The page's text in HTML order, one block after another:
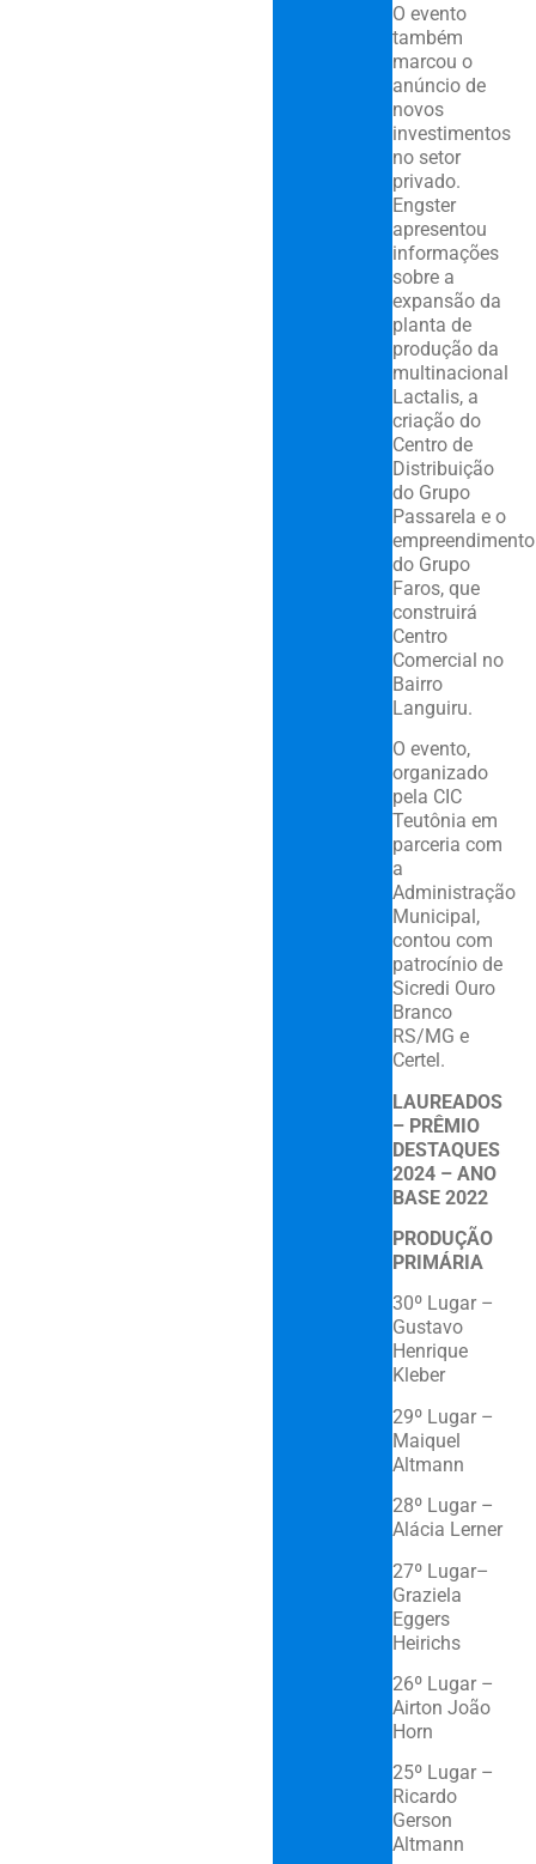
O evento
também
marcou o
anúncio de
novos
investimentos
no setor
privado.
Engster
apresentou
informações
sobre a
expansão da
planta de
produção da
multinacional
Lactalis, a
criação do
Centro de
Distribuição
do Grupo
Passarela e o
empreendimento
do Grupo
Faros, que
construirá
Centro
Comercial no
Bairro
Languiru.
O evento,
organizado
pela CIC
Teutônia em
parceria com
a
Administração
Municipal,
contou com
patrocínio de
Sicredi Ouro
Branco
RS/MG e
Certel.
LAUREADOS
– PRÊMIO
DESTAQUES
2024 – ANO
BASE 2022
PRODUÇÃO
PRIMÁRIA
30º Lugar –
Gustavo
Henrique
Kleber
29º Lugar –
Maiquel
Altmann
28º Lugar –
Alácia Lerner
27º Lugar–
Graziela
Eggers
Heirichs
26º Lugar –
Airton João
Horn
25º Lugar –
Ricardo
Gerson
Altmann